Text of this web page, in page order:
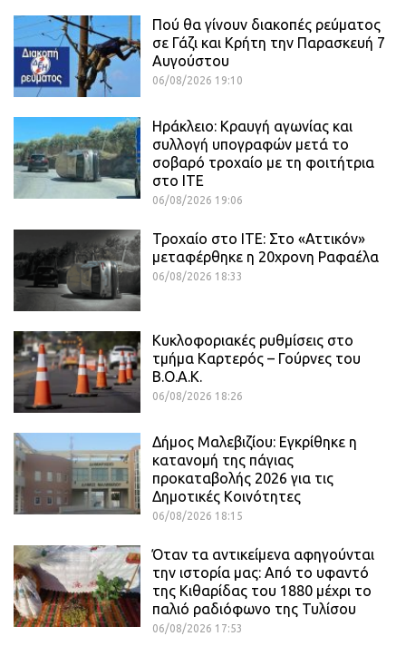
Πού θα γίνουν διακοπές ρεύματος
σε Γάζι και Κρήτη την Παρασκευή 7
Αυγούστου
06/08/2026 19:10
Ηράκλειο: Κραυγή αγωνίας και
συλλογή υπογραφών μετά το
σοβαρό τροχαίο με τη φοιτήτρια
στο ΙΤΕ
06/08/2026 19:06
Τροχαίο στο ΙΤΕ: Στο «Αττικόν»
μεταφέρθηκε η 20χρονη Ραφαέλα
06/08/2026 18:33
Κυκλοφοριακές ρυθμίσεις στο
τμήμα Καρτερός – Γούρνες του
Β.Ο.Α.Κ.
06/08/2026 18:26
Δήμος Μαλεβιζίου: Εγκρίθηκε η
κατανομή της πάγιας
προκαταβολής 2026 για τις
Δημοτικές Κοινότητες
06/08/2026 18:15
Όταν τα αντικείμενα αφηγούνται
την ιστορία μας: Από το υφαντό
της Κιθαρίδας του 1880 μέχρι το
παλιό ραδιόφωνο της Τυλίσου
06/08/2026 17:53